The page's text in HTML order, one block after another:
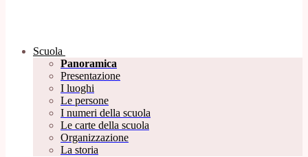
Scuola
Panoramica
Presentazione
I luoghi
Le persone
I numeri della scuola
Le carte della scuola
Organizzazione
La storia